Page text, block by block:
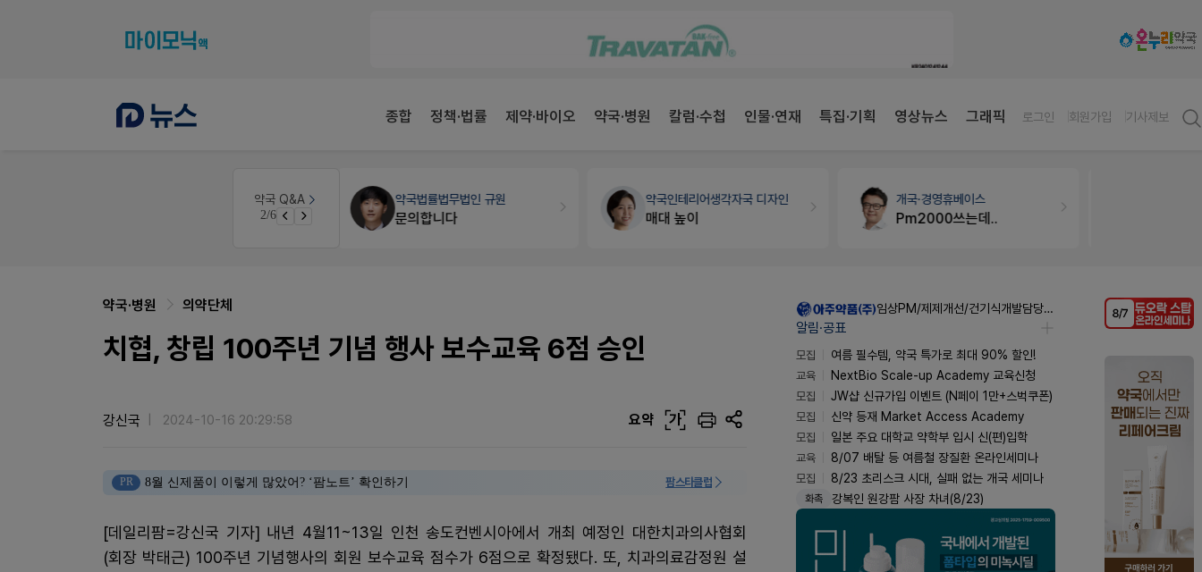
종합 정책·법률 제약·바이오 약국·병원 칼럼·수첩 인물·연재 특집·기획 영상뉴스 그래픽 로그인 회원가입 기사제보
약국 Q&A
3/6
약국인테리어생각자국 디자인
매대 높이
개국·경영휴베이스
Pm2000쓰는데..
약국대출메디라이프
약국·병원 의약단체
치협, 창립 100주년 기념 행사 보수교육 6점 승인
강신국 2024-10-16 20:29:58 요약 가
PR 8월 신제품이 이렇게 많았어? ‘팜노트’ 확인하기 팜스타클럽
[데일리팜=강신국 기자] 내년 4월11~13일 인천 송도컨벤시아에서 개최 예정인 대한치과의사협회
(회장 박태근) 100주년 기념행사의 회원 보수교육 점수가 6점으로 확정됐다. 또, 치과의료감정원 설
임상PM/제제개선/건기식개발담당 채용
알림·공표
모집
여름 필수템, 약국 특가로 최대 90% 할인!
교육
NextBio Scale-up Academy 교육신청
모집
JW샵 신규가입 이벤트 (N페이 1만+스벅쿠폰)
모집
신약 등재 Market Access Academy
모집
일본 주요 대학교 약학부 입시 신(편)입학
교육
8/07 배탈 등 여름철 장질환 온라인세미나
모집
8/23 초리스크 시대, 실패 없는 개국 세미나
화촉 강복인 원강팜 사장 차녀(8/23)